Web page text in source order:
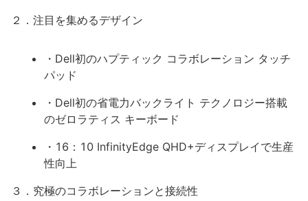
２．注目を集めるデザイン
・Dell初のハプティック コラボレーション タッチ
パッド
・Dell初の省電力バックライト テクノロジー搭載
のゼロラティス キーボード
・16：10 InfinityEdge QHD+ディスプレイで生産
性向上
３．究極のコラボレーションと接続性